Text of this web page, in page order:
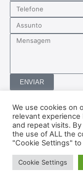
ENVIAR
O Instituto Imodernizar
27 de novembro de
Entidade Beneficente
We use cookies on
relevant
and repeat visits.
the use of ALL the
"Cookie Settings"
Cookie Settings